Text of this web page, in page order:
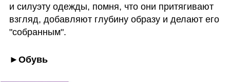
и силуэту одежды, помня, что они притягивают
взгляд, добавляют глубину образу и делают его
"собранным".
►Обувь